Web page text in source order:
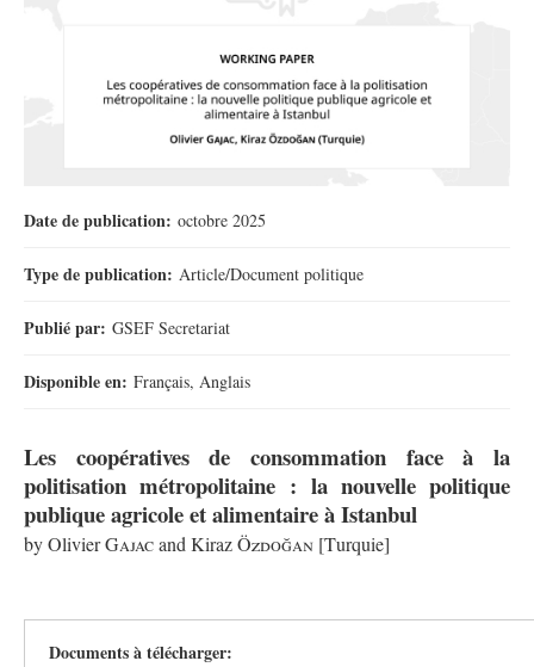
Date de publication: octobre 2025
Type de publication: Article/Document politique
Publié par: GSEF Secretariat
Disponible en: Français, Anglais
Les coopératives de consommation face à la
politisation métropolitaine : la nouvelle politique
publique agricole et alimentaire à Istanbul
by OlivierGajacand KirazÖzdoğan [Turquie]
Documents à télécharger: